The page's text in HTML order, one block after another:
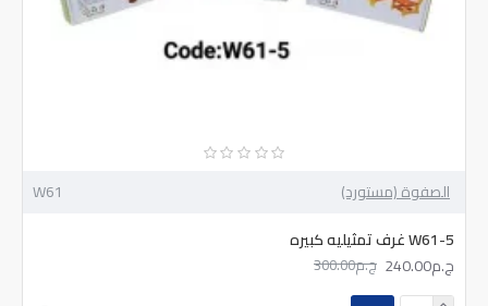
الصفوة (مستورد)
W61
W61-5 غرف تمثيليه كبيره
ج.م240.00
ج.م300.00